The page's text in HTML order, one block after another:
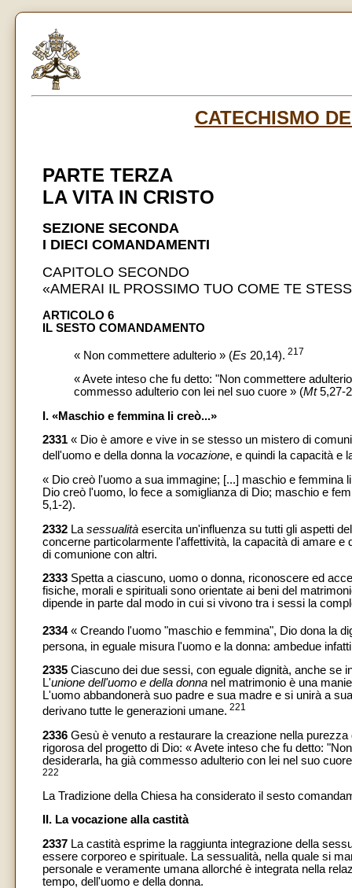
CATECHISMO
PARTE TERZA
LA VITA IN CRISTO
SEZIONE SECONDA
I DIECI COMANDAMENTI
CAPITOLO SECONDO
«AMERAI IL PROSSIMO TUO COME TE
ARTICOLO 6
IL SESTO COMANDAMENTO
« Non commettere adulterio » (Es 20,14). 217
« Avete inteso che fu detto: "Non commettere
commesso adulterio con lei nel suo cuore » (Mt5,27-
I. «Maschio e femmina li creò...»
2331 « Dio è amore e vive in se stesso un mistero di
dell'uomo e della donna la vocazione, e quindi la capacità e
« Dio creò l'uomo a sua immagine; [...] maschio e femmina
Dio creò l'uomo, lo fece a somiglianza di Dio; maschio e
5,1-2).
2332 La sessualità esercita un'influenza su tutti gli aspetti
concerne particolarmente l'affettività, la capacità di amare
di comunione con altri.
2333 Spetta a ciascuno, uomo o donna, riconoscere ed
fisiche, morali e spirituali sono orientate ai beni del
dipende in parte dal modo in cui si vivono tra i sessi la
2334« Creando l'uomo "maschio e femmina", Dio dona la
persona, in eguale misura l'uomo e la donna: ambedue
2335 Ciascuno dei due sessi, con eguale dignità, anche se
L'unione dell'uomo e della donna nel matrimonio è una
L'uomo abbandonerà suo padre e sua madre e si unirà a
derivano tutte le generazioni umane. 221
2336 Gesù è venuto a restaurare la creazione nella
rigorosa del progetto di Dio: « Avete inteso che fu detto:
desiderarla, ha già commesso adulterio con lei nel suo
222
La Tradizione della Chiesa ha considerato il sesto
II. La vocazione alla castità
2337 La castità esprime la raggiunta integrazione della
essere corporeo e spirituale. La sessualità, nella quale si
personale e veramente umana allorché è integrata nella
tempo, dell'uomo e della donna.